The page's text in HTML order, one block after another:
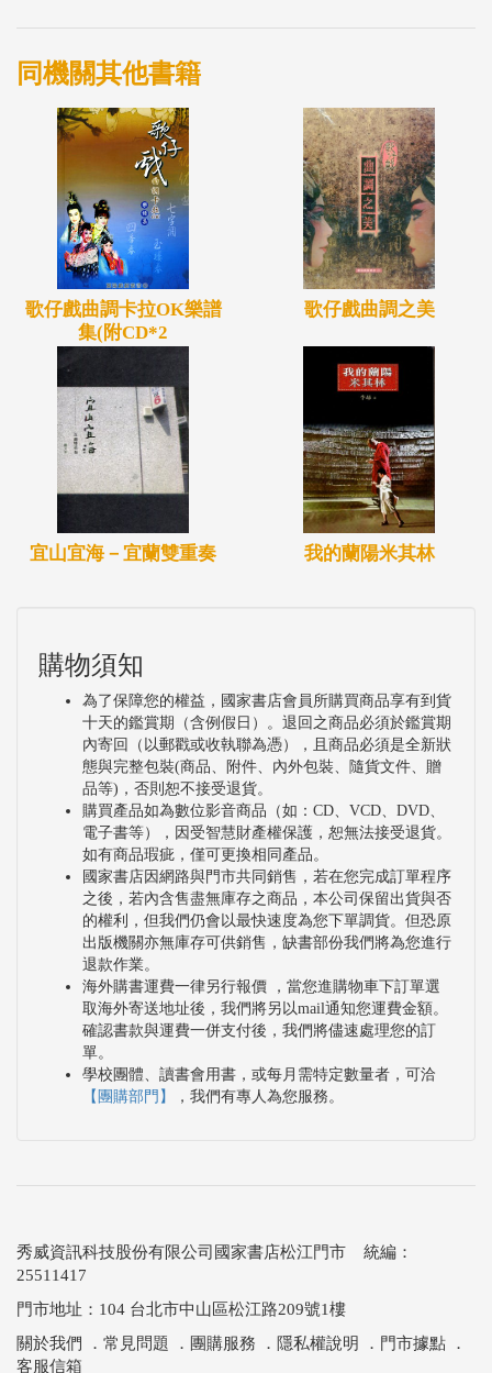
同機關其他書籍
歌仔戲曲調卡拉OK樂譜
集(附CD*2
歌仔戲曲調之美
宜山宜海－宜蘭雙重奏 我的蘭陽米其林
購物須知
為了保障您的權益，國家書店會員所購買商品享有到貨
十天的鑑賞期（含例假日）。退回之商品必須於鑑賞期
內寄回（以郵戳或收執聯為憑），且商品必須是全新狀
態與完整包裝(商品、附件、內外包裝、隨貨文件、贈
品等)，否則恕不接受退貨。
購買產品如為數位影音商品（如：CD、VCD、DVD、
電子書等），因受智慧財產權保護，恕無法接受退貨。
如有商品瑕疵，僅可更換相同產品。
國家書店因網路與門市共同銷售，若在您完成訂單程序
之後，若內含售盡無庫存之商品，本公司保留出貨與否
的權利，但我們仍會以最快速度為您下單調貨。但恐原
出版機關亦無庫存可供銷售，缺書部份我們將為您進行
退款作業。
海外購書運費一律另行報價 ，當您進購物車下訂單選
取海外寄送地址後，我們將另以mail通知您運費金額。
確認書款與運費一併支付後，我們將儘速處理您的訂
單。
學校團體、讀書會用書，或每月需特定數量者，可洽
【團購部門】
，我們有專人為您服務。
秀威資訊科技股份有限公司國家書店松江門市 統編：
25511417
門市地址：104 台北市中山區松江路209號1樓
關於我們
． 常見問題 ． 團購服務 ． 隱私權說明 ． 門市據點 ．
客服信箱